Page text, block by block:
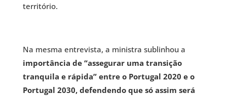
território.
Na mesma entrevista, a ministra sublinhou a
importância de “assegurar uma transição
tranquila e rápida” entre o Portugal 2020 e o
Portugal 2030, defendendo que só assim será